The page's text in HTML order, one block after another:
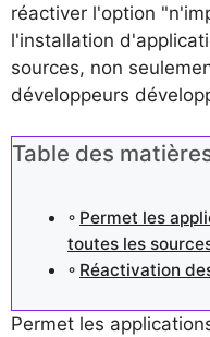
réactiver l'option
l'installation
sources, non
développeurs
Table des
Permet les
toutes les
Réactivation
Permet les